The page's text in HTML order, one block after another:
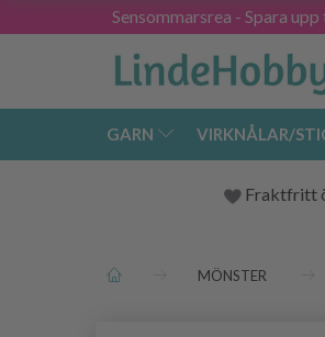
Sensommarsrea - Spara
GARN VIRKNÅLAR/
Fraktfritt
MÖNSTER